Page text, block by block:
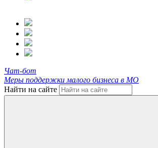
Чат-бот
Меры поддержки малого бизнеса в МО
Найти на сайте